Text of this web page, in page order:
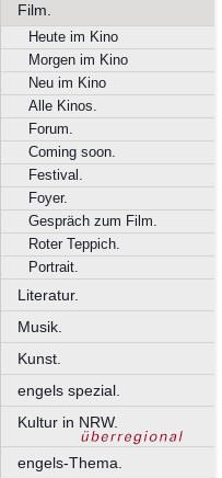
Film.
Heute im Kino
Morgen im Kino
Neu im Kino
Alle Kinos.
Forum.
Coming soon.
Festival.
Foyer.
Gespräch zum Film.
Roter Teppich.
Portrait.
Literatur.
Musik.
Kunst.
engels spezial.
Kultur in NRW.
engels-Thema.